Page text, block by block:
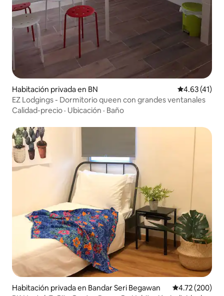
Habitación privada en BN Calificación
4.63 (41)
EZ Lodgings - Dormitorio queen con grandes ventanales
Calidad-precio · Ubicación · Baño
Habitación privada en Bandar Seri Begawan Calificación
4.72 (200)